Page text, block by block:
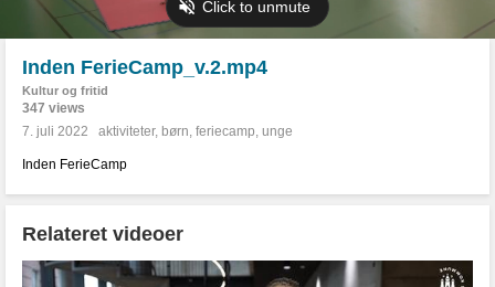
Inden FerieCamp_v.2.mp4
Kultur og fritid
347 views
7. juli 2022
aktiviteter, børn, feriecamp, unge
Inden FerieCamp
Relateret videoer